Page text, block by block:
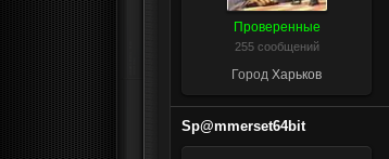
Проверенные
255 сообщений
Город Харьков
Sp@mmerset64bit